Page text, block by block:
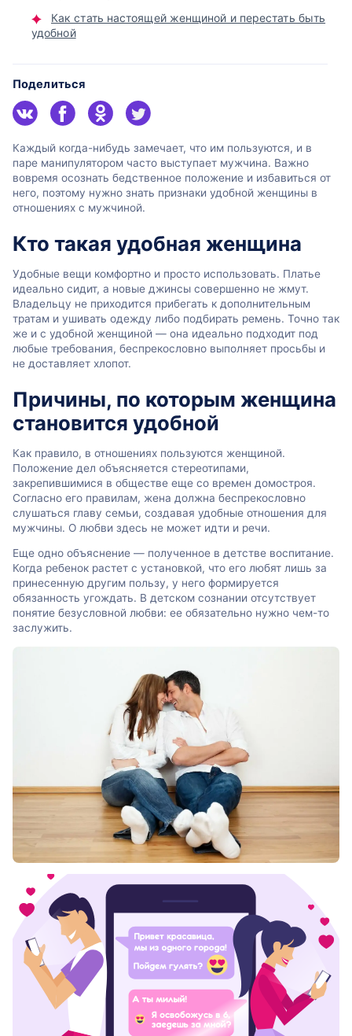
Как стать настоящей женщиной и перестать быть
удобной
Поделиться
Каждый когда-нибудь замечает, что им пользуются, и в
паре манипулятором часто выступает мужчина. Важно
вовремя осознать бедственное положение и избавиться от
него, поэтому нужно знать признаки удобной женщины в
отношениях с мужчиной.
Кто такая удобная женщина
Удобные вещи комфортно и просто использовать. Платье
идеально сидит, а новые джинсы совершенно не жмут.
Владельцу не приходится прибегать к дополнительным
тратам и ушивать одежду либо подбирать ремень. Точно так
же и с удобной женщиной — она идеально подходит под
любые требования, беспрекословно выполняет просьбы и
не доставляет хлопот.
Причины, по которым женщина
становится удобной
Как правило, в отношениях пользуются женщиной.
Положение дел объясняется стереотипами,
закрепившимися в обществе еще со времен домостроя.
Согласно его правилам, жена должна беспрекословно
слушаться главу семьи, создавая удобные отношения для
мужчины. О любви здесь не может идти и речи.
Еще одно объяснение — полученное в детстве воспитание.
Когда ребенок растет с установкой, что его любят лишь за
принесенную другим пользу, у него формируется
обязанность угождать. В детском сознании отсутствует
понятие безусловной любви: ее обязательно нужно чем-то
заслужить.